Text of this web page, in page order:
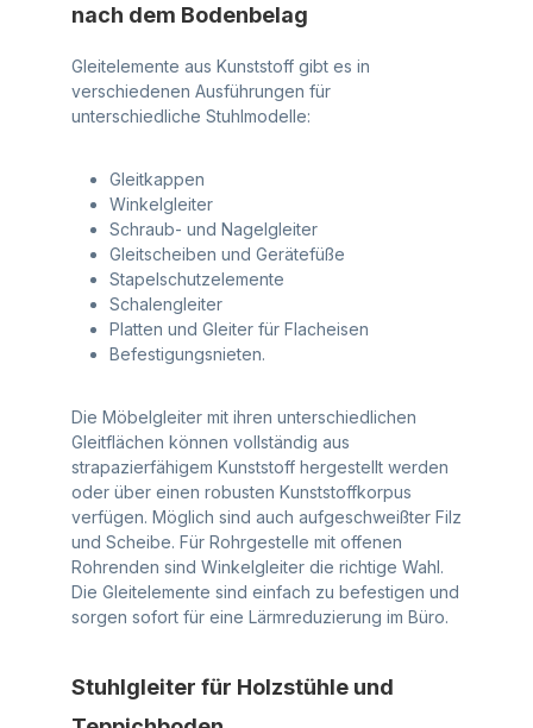
nach dem Bodenbelag
Gleitelemente aus Kunststoff gibt es in
verschiedenen Ausführungen für
unterschiedliche Stuhlmodelle:
Gleitkappen
Winkelgleiter
Schraub- und Nagelgleiter
Gleitscheiben und Gerätefüße
Stapelschutzelemente
Schalengleiter
Platten und Gleiter für Flacheisen
Befestigungsnieten.
Die Möbelgleiter mit ihren unterschiedlichen
Gleitflächen können vollständig aus
strapazierfähigem Kunststoff hergestellt werden
oder über einen robusten Kunststoffkorpus
verfügen. Möglich sind auch aufgeschweißter Filz
und Scheibe. Für Rohrgestelle mit offenen
Rohrenden sind Winkelgleiter die richtige Wahl.
Die Gleitelemente sind einfach zu befestigen und
sorgen sofort für eine Lärmreduzierung im Büro.
Stuhlgleiter für Holzstühle und